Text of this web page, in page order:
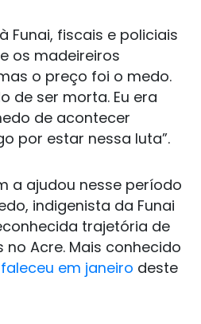
Funai, fiscais e policiais
os madeireiros
o preço foi o medo.
de ser morta. Eu era
de acontecer
por estar nessa luta”.
a ajudou nesse período
indigenista da Funai
trajetória de
Acre. Mais conhecido
faleceu em janeiro deste